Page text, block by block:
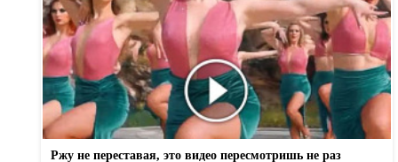
Ржу не переставая, это видео пересмотришь не раз